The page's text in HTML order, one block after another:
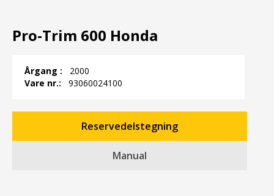
Pro-Trim 600 Honda
Årgang :
2000
Vare nr.:
93060024100
Reservedelstegning
Manual